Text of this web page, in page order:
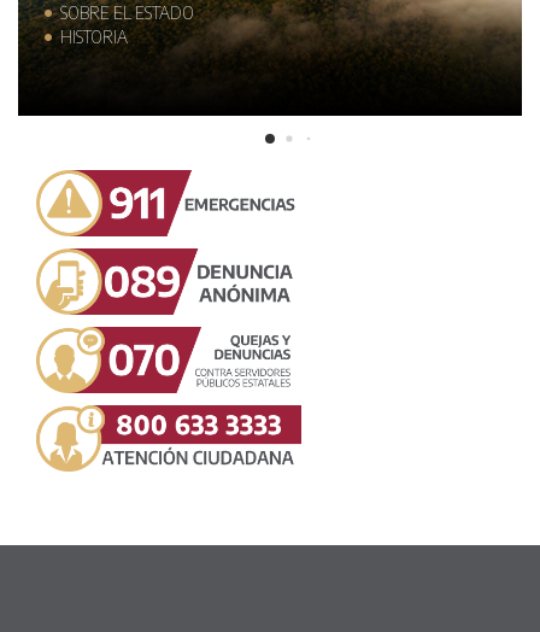
SOBRE EL ESTADO
HISTORIA